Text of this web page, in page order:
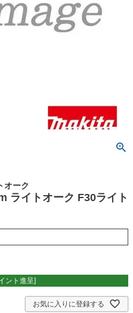
オーク
ライトオーク F30ライト
ント進呈]
お気に入りに登録する